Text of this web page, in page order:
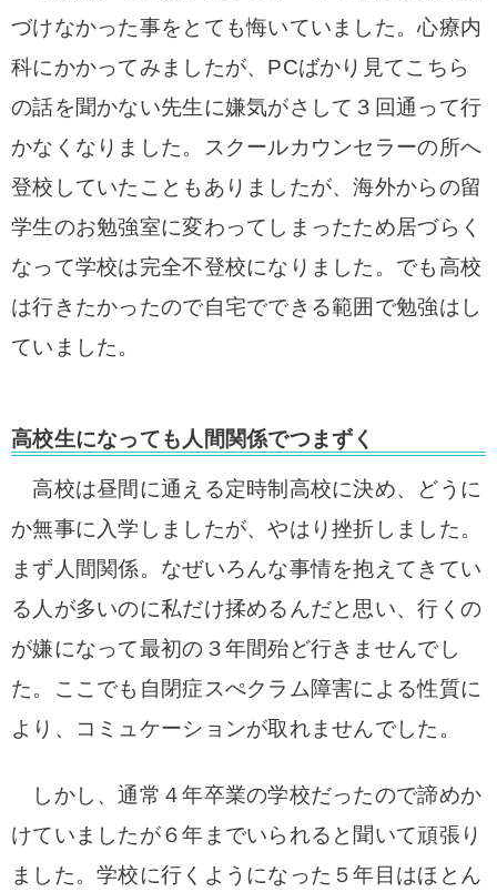
づけなかった事をとても悔いていました。心療内
科にかかってみましたが、PCばかり見てこちら
の話を聞かない先生に嫌気がさして３回通って行
かなくなりました。スクールカウンセラーの所へ
登校していたこともありましたが、海外からの留
学生のお勉強室に変わってしまったため居づらく
なって学校は完全不登校になりました。 でも高校
は行きたかったので自宅でできる範囲で勉強はし
ていました。
高校生になっても人間関係でつまずく
高校は昼間に通える定時制高校に決め、どうに
か無事に入学しましたが、やはり挫折しました。
まず人間関係。 なぜいろんな事情を抱えてきてい
る人が多いのに私だけ揉めるんだと思い、行くの
が嫌になって最初の３年間殆ど行きませんでし
た。ここでも自閉症スぺクラム障害による性質に
より、コミュケーションが取れませんでした。
しかし、通常４年卒業の学校だったので諦めか
けていましたが６年までいられると聞いて頑張り
ました。学校に行くようになった５年目はほとん